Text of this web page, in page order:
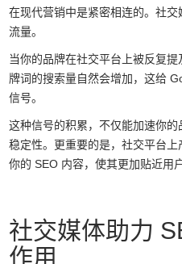
在现代营销中是紧密相连的。社
流量。
当你的品牌在社交平台上被反复
牌词的搜索量自然会增加，这给
信号。
这种信号的积累，不仅能加速你
稳定性。更重要的是，社交平台
你的 SEO 内容，使其更加贴近用
社交媒体助力
作用